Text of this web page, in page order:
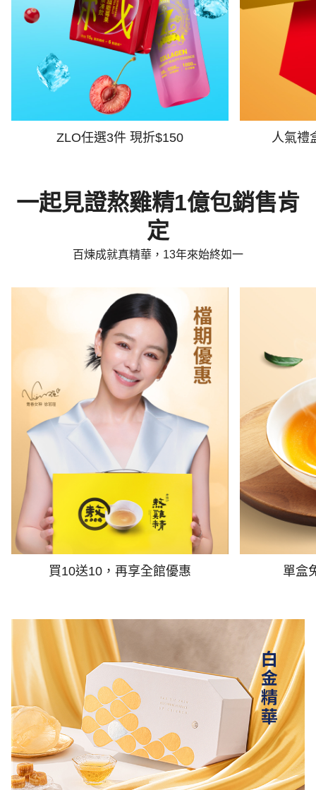
ZLO任選3件 現折$150 人氣禮
一起見證熬雞精1億包銷售肯
定
百煉成就真精華，13年來始終如一
買10送10，再享全館優惠 單盒